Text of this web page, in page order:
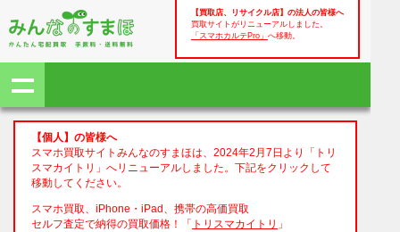
【買取店、リサイクル店】の法人の皆様へ
買取サイトがリニューアルしました。
「スマホカルテPro」 へ移動。
【個人】の皆様へ
スマホ買取サイトみんなのすまほは、2024年2月7日より「トリ
スマカイトリ」へリニューアルしました。下記をクリックして
移動してください。
スマホ買取、iPhone・iPad、携帯の高価買取
セルフ査定で納得の買取価格！「 トリスマカイトリ 」